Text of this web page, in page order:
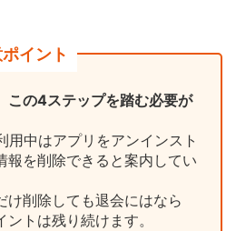
イント
この4ステップを踏む必要が
用中はアプリをアンインスト
報を削除できると案内してい
け削除しても退会にはなら
トは残り続けます。